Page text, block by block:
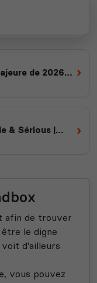
de 2026
›
& Sérious |
›
afin de trouver
le digne
d'ailleurs
vous pouvez